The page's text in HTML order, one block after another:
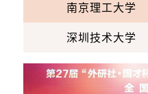
南京理工大学
深圳技术大学